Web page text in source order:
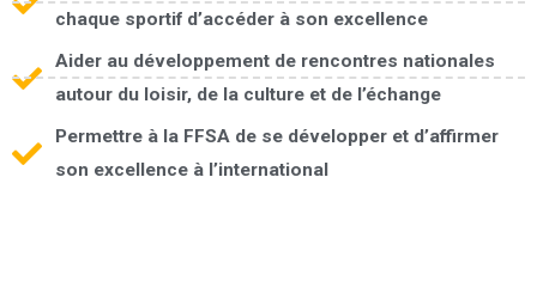
chaque sportif d’accéder à son excellence
Aider au développement de rencontres nationales
autour du loisir, de la culture et de l’échange
Permettre à la FFSA de se développer et d’affirmer
son excellence à l’international